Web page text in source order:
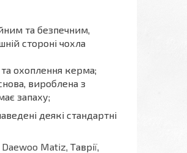
та безпечним,
стороні чохла
охоплення керма;
вироблена з
запаху;
деякі стандартні
Daewoo Matiz, Таврії,